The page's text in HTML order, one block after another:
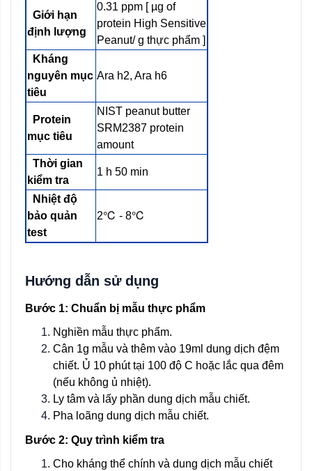
Giới hạn
định lượng
0.31 ppm [ µg of
protein High Sensitive
Peanut/ g thực phẩm ]
Kháng
nguyên mục
tiêu
Ara h2, Ara h6
Protein
mục tiêu
NIST peanut butter
SRM2387 protein
amount
Thời gian
kiểm tra
1 h 50 min
Nhiệt độ
bảo quản
test
2℃ - 8℃
Hướng dẫn sử dụng
Bước 1: Chuẩn bị mẫu thực phẩm
Nghiền mẫu thực phẩm.
Cân 1g mẫu và thêm vào 19ml dung dịch đệm
chiết. Ủ 10 phút tại 100 độ C hoặc lắc qua đêm
(nếu không ủ nhiệt).
Ly tâm và lấy phần dung dịch mẫu chiết.
Pha loãng dung dịch mẫu chiết.
Bước 2: Quy trình kiểm tra
Cho kháng thể chính và dung dịch mẫu chiết